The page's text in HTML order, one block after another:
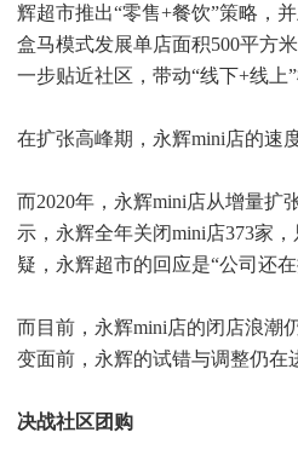
辉超市推出“零售+餐饮”策略，
盒马模式发展单店面积500平方
一步贴近社区，带动“线下+线上”
在扩张高峰期，永辉mini店的速
而2020年，永辉mini店从增量扩
示，永辉全年关闭mini店373家
疑，永辉超市的回应是“公司还
而目前，永辉mini店的闭店浪潮
变面前，永辉的试错与调整仍在
决战社区团购